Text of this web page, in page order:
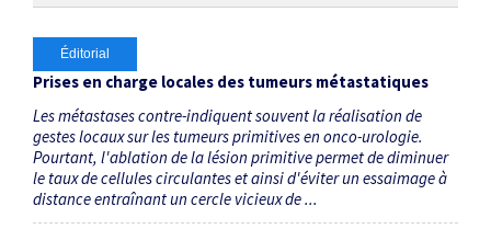
tumeurs métastatiques ×
Dates
Du
Éditorial
Prises en charge locales des tumeurs métastatiques
Les métastases contre-indiquent souvent la réalisation de
gestes locaux sur les tumeurs primitives en onco-urologie.
Pourtant, l'ablation de la lésion primitive permet de diminuer
le taux de cellules circulantes et ainsi d'éviter un essaimage à
distance entraînant un cercle vicieux de ...